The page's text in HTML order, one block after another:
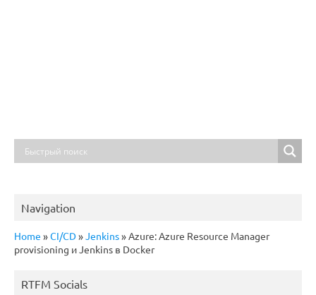
Navigation
Home »CI/CD»Jenkins»Azure: Azure Resource Manager
provisioning и Jenkins в Docker
RTFM Socials